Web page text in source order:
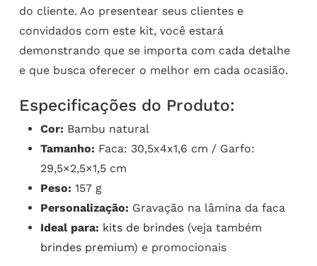
do cliente. Ao presentear seus clientes e
convidados com este kit, você estará
demonstrando que se importa com cada detalhe
e que busca oferecer o melhor em cada ocasião.
Especificações do Produto:
Cor: Bambu natural
Tamanho: Faca: 30,5x4x1,6 cm / Garfo:
29,5×2,5×1,5 cm
Peso: 157 g
Personalização: Gravação na lâmina da faca
Ideal para: kits de brindes(veja também
brindes premium) e promocionais